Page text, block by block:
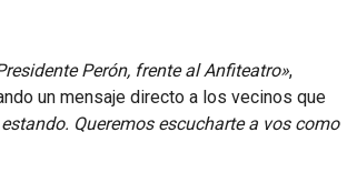
Perón, frente al Anfiteatro»,
un mensaje directo a los vecinos que
Queremos escucharte a vos como